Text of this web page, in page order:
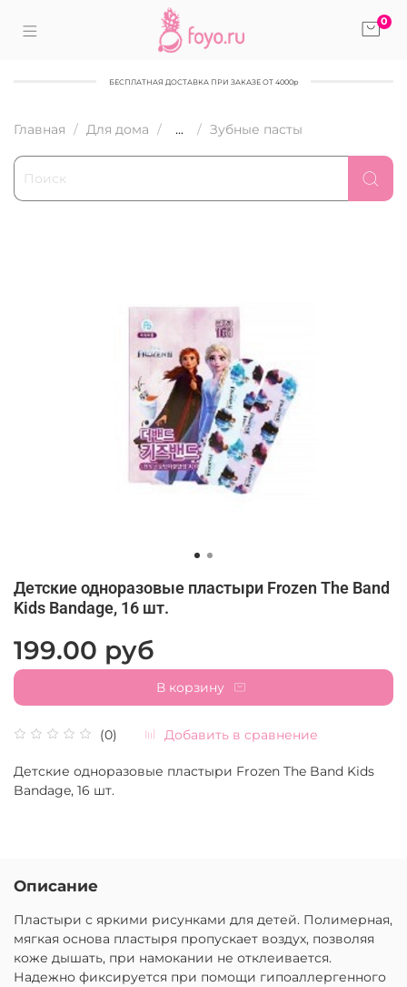
0
БЕСПЛАТНАЯ ДОСТАВКА ПРИ ЗАКАЗЕ ОТ 4000р
Главная Для дома ... Зубные пасты
Детские одноразовые пластыри Frozen The Band
Kids Bandage, 16 шт.
(0) Добавить в сравнение
199.00 руб
В корзину
Детские одноразовые пластыри Frozen The Band Kids
Bandage, 16 шт.
Описание
Пластыри с яркими рисунками для детей. Полимерная,
мягкая основа пластыря пропускает воздух, позволяя
коже дышать, при намокании не отклеивается.
Надежно фиксируется при помощи гипоаллергенного